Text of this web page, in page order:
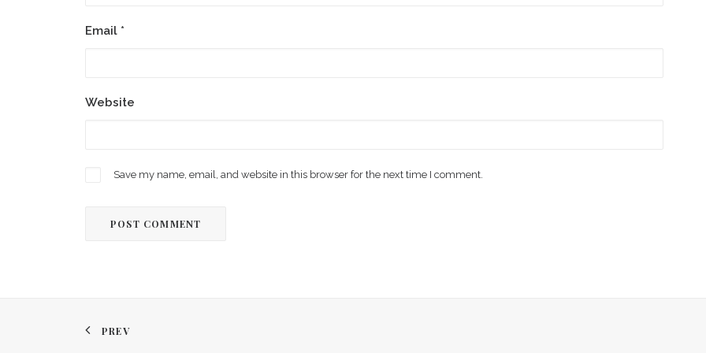
Email *
Website
Save my name, email, and website in this browser for the next time I comment.
PREV